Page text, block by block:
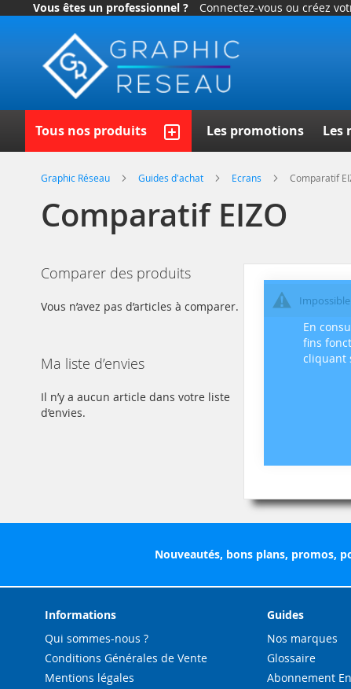
En
fins
cliquant
Vous êtes un professionnel ? Connectez-vous ou créez
Allez
contenu
Tous nos produits Les promotions Les
Graphic Réseau Guides d'achat Ecrans Comparatif
Comparatif EIZO
Comparer des produits
Vous n’avez pas d’articles à comparer.
Ma liste d’envies
Il n’y a aucun article dans votre liste
d’envies.
Nouveautés, bons plans, promos,
Informations
Qui sommes-nous ?
Conditions Générales de Vente
Mentions légales
Guides
Nos marques
Glossaire
Abonnement